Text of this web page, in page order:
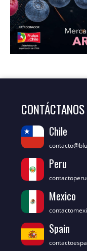
Chile
Peru
Mexico
Spain